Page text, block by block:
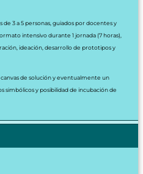
3 a 5 personas, guiados por docentes y
intensivo durante 1 jornada (7 horas),
ideación, desarrollo de prototipos y
de solución y eventualmente un
simbólicos y posibilidad de incubación de